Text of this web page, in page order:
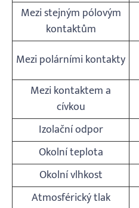
Mezi stejným pólovým
kontaktům
Mezi polárními kontakty
Mezi kontaktem a
cívkou
Izolační odpor
Okolní teplota
Okolní vlhkost
Atmosférický tlak